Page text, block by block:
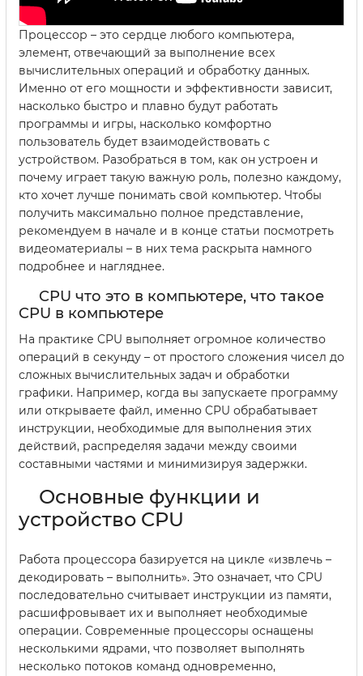
Процессор – это сердце любого компьютера,
элемент, отвечающий за выполнение всех
вычислительных операций и обработку данных.
Именно от его мощности и эффективности зависит,
насколько быстро и плавно будут работать
программы и игры, насколько комфортно
пользователь будет взаимодействовать с
устройством. Разобраться в том, как он устроен и
почему играет такую важную роль, полезно каждому,
кто хочет лучше понимать свой компьютер. Чтобы
получить максимально полное представление,
рекомендуем в начале и в конце статьи посмотреть
видеоматериалы – в них тема раскрыта намного
подробнее и нагляднее.
CPU что это в компьютере, что такое
CPU в компьютере
На практике CPU выполняет огромное количество
операций в секунду – от простого сложения чисел до
сложных вычислительных задач и обработки
графики. Например, когда вы запускаете программу
или открываете файл, именно CPU обрабатывает
инструкции, необходимые для выполнения этих
действий, распределяя задачи между своими
составными частями и минимизируя задержки.
Основные функции и
устройство CPU
Работа процессора базируется на цикле «извлечь –
декодировать – выполнить». Это означает, что CPU
последовательно считывает инструкции из памяти,
расшифровывает их и выполняет необходимые
операции. Современные процессоры оснащены
несколькими ядрами, что позволяет выполнять
несколько потоков команд одновременно,